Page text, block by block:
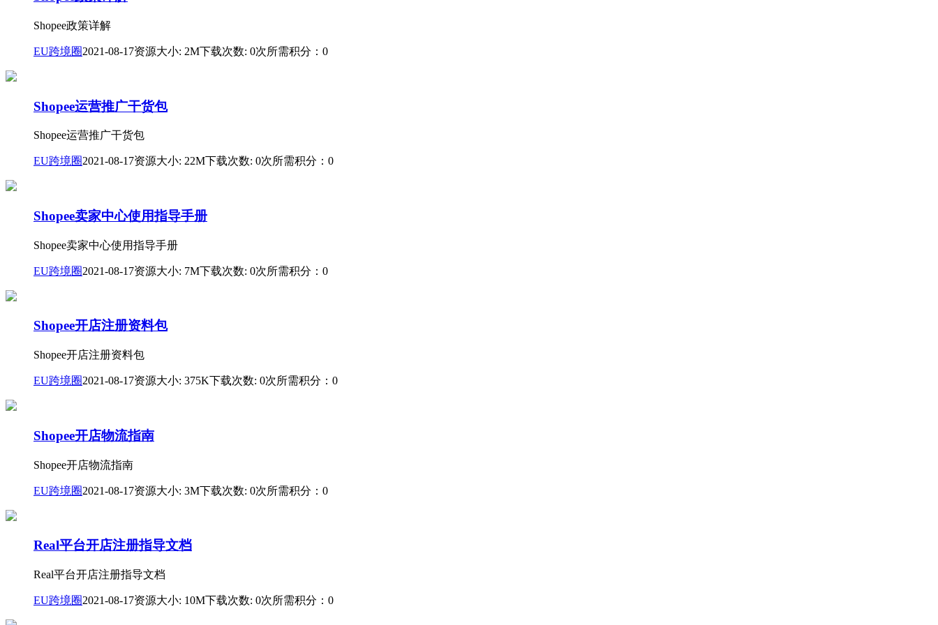
Shopee政策详解
EU跨境圈2021-08-17资源大小: 2M下载次数: 0次所需积分：0
Shopee运营推广干货包
Shopee运营推广干货包
EU跨境圈2021-08-17资源大小: 22M下载次数: 0次所需积分：0
Shopee卖家中心使用指导手册
Shopee卖家中心使用指导手册
EU跨境圈2021-08-17资源大小: 7M下载次数: 0次所需积分：0
Shopee开店注册资料包
Shopee开店注册资料包
EU跨境圈2021-08-17资源大小: 375K下载次数: 0次所需积分：0
Shopee开店物流指南
Shopee开店物流指南
EU跨境圈2021-08-17资源大小: 3M下载次数: 0次所需积分：0
Real平台开店注册指导文档
Real平台开店注册指导文档
EU跨境圈2021-08-17资源大小: 10M下载次数: 0次所需积分：0